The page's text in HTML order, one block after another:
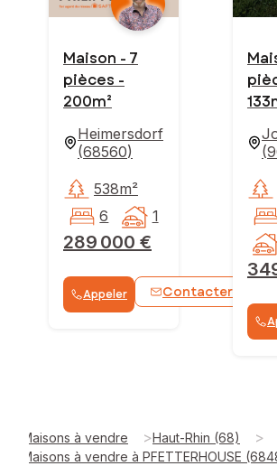
Maison - 7
pièces -
200m²
Heimersdorf
(68560)
289 000 €
538m²
6
1
Appeler Contacter
(
Maisons à vendre >Haut-Rhin (68) >
Maisons à vendre à PFETTERHOUSE